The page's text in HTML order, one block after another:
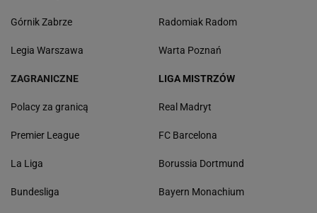
Górnik Zabrze
Legia Warszawa
Radomiak Radom
Warta Poznań
ZAGRANICZNE
Polacy za granicą
Premier League
La Liga
Bundesliga
LIGA MISTRZÓW
Real Madryt
FC Barcelona
Borussia Dortmund
Bayern Monachium